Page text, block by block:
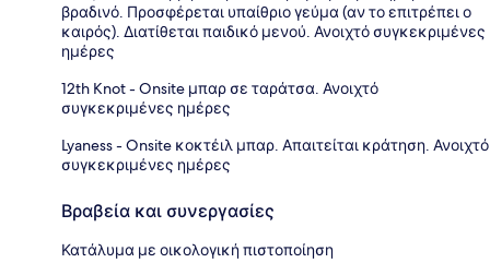
βραδινό. Προσφέρεται υπαίθριο γεύμα (αν το επιτρέπει ο
καιρός). Διατίθεται παιδικό μενού. Ανοιχτό συγκεκριμένες
ημέρες
12th Knot - Onsite μπαρ σε ταράτσα. Ανοιχτό
συγκεκριμένες ημέρες
Lyaness - Onsite κοκτέιλ μπαρ. Απαιτείται κράτηση. Ανοιχτό
συγκεκριμένες ημέρες
Βραβεία και συνεργασίες
Κατάλυμα με οικολογική πιστοποίηση